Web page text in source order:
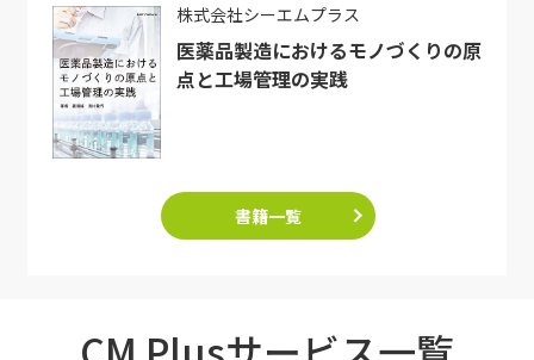
株式会社シーエムプラス
医薬品製造におけるモノづくりの原
点と工場管理の実践
書籍一覧